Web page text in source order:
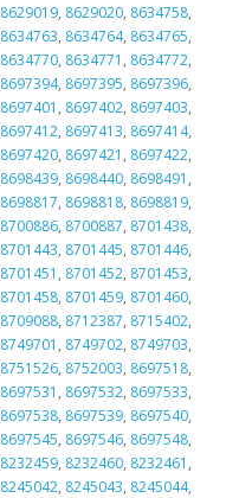
8629019, 8629020, 8634758,
8634763, 8634764, 8634765,
8634770, 8634771 , 8634772,
8697394, 8697395, 8697396,
8697401 , 8697402, 8697403,
8697412, 8697413, 8697414,
8697420, 8697421 , 8697422,
8698439, 8698440, 8698491 ,
8698817, 8698818, 8698819,
8700886, 8700887, 8701438,
8701443, 8701445, 8701446,
8701451 , 8701452, 8701453,
8701458, 8701459, 8701460,
8709088, 8712387, 8715402,
8749701 , 8749702, 8749703,
8751526, 8752003, 8697518,
8697531 , 8697532, 8697533,
8697538, 8697539, 8697540,
8697545, 8697546, 8697548,
8232459, 8232460, 8232461 ,
8245042, 8245043, 8245044,